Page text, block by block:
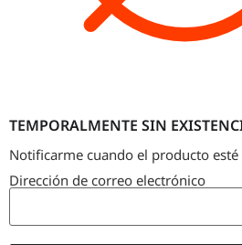
TEMPORALMENTE SIN
Notificarme cuando el producto
Dirección de correo electrónico